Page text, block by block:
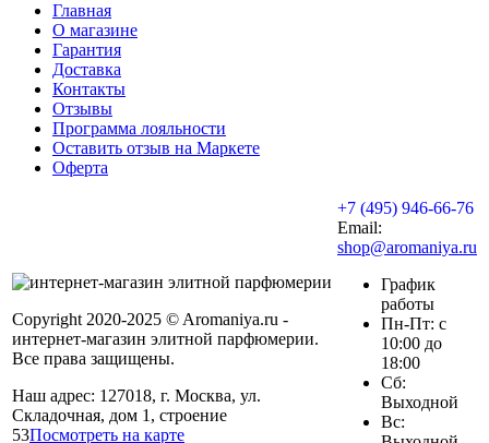
Главная
О магазине
Гарантия
Доставка
Контакты
Отзывы
Программа лояльности
Оставить отзыв на Маркете
Оферта
Copyright 2020-2025 © Aromaniya.ru -
интернет-магазин элитной парфюмерии.
Все права защищены.
Наш адрес: 127018, г. Москва, ул.
Складочная, дом 1, строение
53Посмотреть на карте
+7 (495) 946-66-76
Email:
shop@aromaniya.ru
График
работы
Пн-Пт: с
10:00 до
18:00
Сб:
Выходной
Вс: